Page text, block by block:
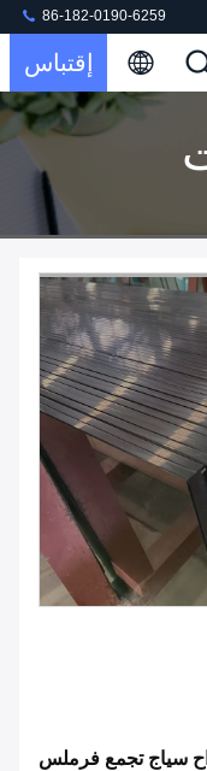
86-182-0190-6259
إقتباس
بسمك 8 مم ، ألواح سياج تجمع فرملس